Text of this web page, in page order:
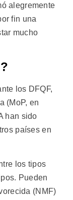
alegremente
fin una
mucho
los DFQF,
(MoP, en
han sido
países en
los tipos
Pueden
(NMF)